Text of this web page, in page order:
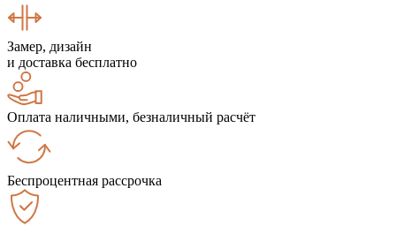
Замер, дизайн
и доставка бесплатно
Оплата наличными, безналичный расчёт
Беспроцентная рассрочка